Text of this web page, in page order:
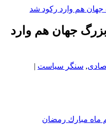
جهان هم وارد
, سنگر سیاست |